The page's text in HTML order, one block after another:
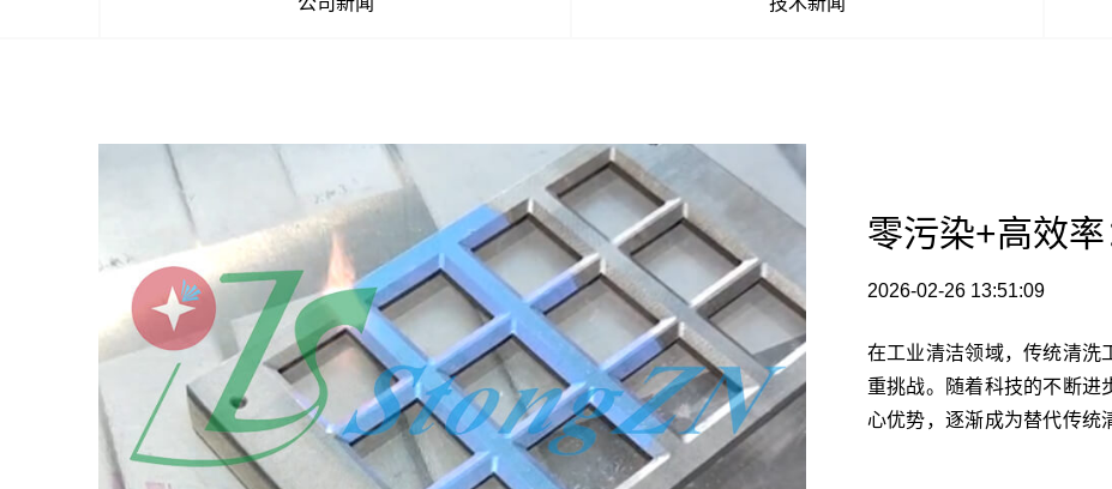
2026-02-26 13:51:09
在工业清洁领域，传统清洗
重挑战。随着科技的不断进
心优势，逐渐成为替代传统